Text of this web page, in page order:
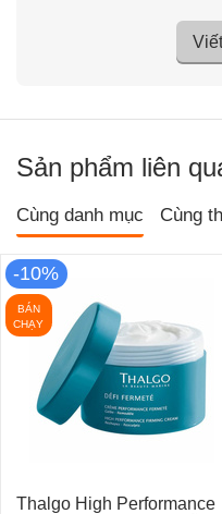
Sản phẩm liên
Cùng danh mục Cùng
-10%
BÁN
CHẠY
Thalgo High Performance